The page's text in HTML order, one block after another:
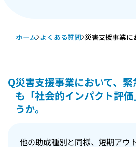
ホーム よくある質問 災害支援事業に
Q災害支援事業において、
も「社会的インパクト評
うか。
他の助成種別と同様、短期アウ